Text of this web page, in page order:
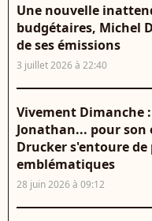
Une nouvelle
budgétaires, Michel
de ses émissions
3 juillet 2026 à 22:40
Vivement Dimanche
Jonathan... pour son
Drucker s'entoure
emblématiques
28 juin 2026 à 09:12